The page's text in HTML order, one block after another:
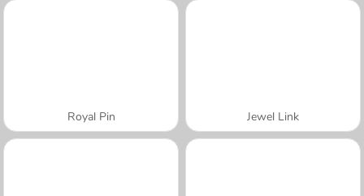
Royal Pin Jewel Link